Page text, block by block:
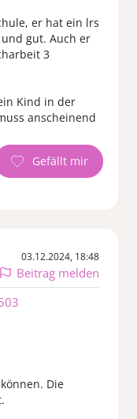
er hat ein lrs
gut. Auch er
3
Kind in der
03.12.2024, 18:48
Beitrag melden
Die